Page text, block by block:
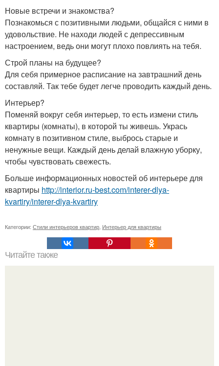
Новые встречи и знакомства?
Познакомься с позитивными людьми, общайся с ними в
удовольствие. Не находи людей с депрессивным
настроением, ведь они могут плохо повлиять на тебя.
Строй планы на будущее?
Для себя примерное расписание на завтрашний день
составляй. Так тебе будет легче проводить каждый день.
Интерьер?
Поменяй вокруг себя интерьер, то есть измени стиль
квартиры (комнаты), в которой ты живешь. Укрась
комнату в позитивном стиле, выбрось старые и
ненужные вещи. Каждый день делай влажную уборку,
чтобы чувствовать свежесть.
Больше информационных новостей об интерьере для
квартиры http://interior.ru-best.com/interer-dlya-
kvartiry/interer-dlya-kvartiry
Категории: Стили интерьеров квартир Интерьер для квартиры
Читайте также